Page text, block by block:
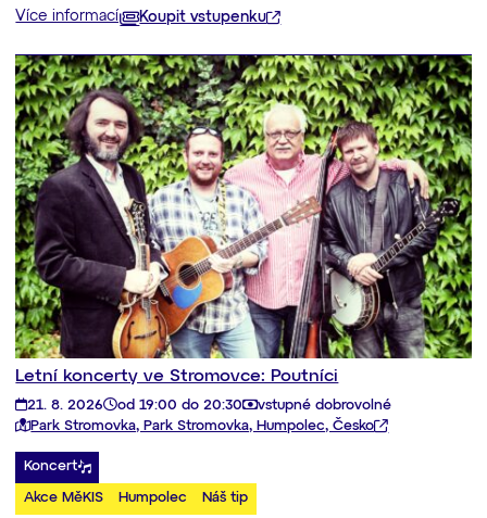
Více informací Koupit vstupenku
Letní koncerty ve Stromovce: Poutníci
21. 8. 2026 od 19:00 do 20:30
vstupné dobrovolné
Park Stromovka, Park Stromovka, Humpolec, Česko
Koncert
Akce MěKIS Humpolec Náš tip